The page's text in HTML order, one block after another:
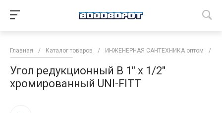
Главная / Каталог товаров / ИНЖЕНЕРНАЯ САНТЕХНИКА оптом /
Угол редукционный В 1" х 1/2"
хромированный UNI-FITT